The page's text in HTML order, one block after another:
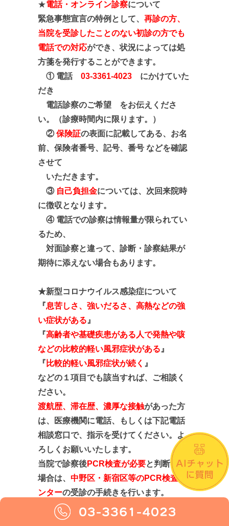
★電話・オンライン診察について
緊急事態宣言の特例として、 再診の方、
当院を受診したことのない初診の方でも
電話での対応ができ、状況によっては処
方箋を発行することができます。
① 電話 03-3361-4023 にかけていた
だき
電話診察のご希望 をお伝えくださ
い。
（診療時間内に限ります。）
②保険証の表面に記載してある、お名
前、 保険者番号、記号、 番号 などを確認
させて
いただきます。
③ 自己負担金については、次回来院時
に徴収となります。
④ 電話での診察は情報量が限られてい
るため、
対面診察と違って、診断・診察結果が
期待に添えない場合もあります。
★新型コロナウイルス感染症について
『息苦しさ、強いだるさ、高熱などの強
い症状がある 』
『高齢者や基礎疾患がある人で発熱や咳
などの比較的軽い風邪症状がある 』
『 比較的軽い風邪症状が続く 』
などの１項目でも該当すれば、ご相談く
ださい。
渡航歴、滞在歴、 濃厚な接触があった方
は、
医療機関に電話、もしくは下記電話
相談窓口で、指示を受けてください。よ
ろしくお願いいたします。
当院で診察後PCR検査が必要と判断した
場合は、 中野区・新宿区等のPCR検査セ
ンターの受診の手続きを行います。
ご自身で相談・連絡の場合↓↓↓